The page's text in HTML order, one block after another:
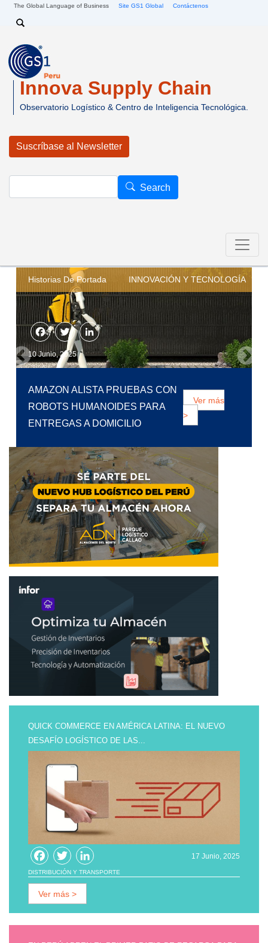
Pasar al contenido principal
The Global Language of Business Site GS1 Global Contáctenos
Search
Innova Supply Chain
Observatorio Logístico & Centro de Inteligencia Tecnológica.
Suscríbase al Newsletter
Search
Historias De Portada DISTRIBUCIÓN Y TRANSPORTE
Facebook
Twitter
LinkedIn
6 Junio, 2025
NUEVO IMPULSO AL TREN
BIOCEÁNICO: PIURA BUSCA
CONECTAR ASIA Y SUDAMÉRICA
Ver más
>
QUICK COMMERCE EN AMÉRICA LATINA: EL NUEVO
Facebook
Twitter
LinkedIn